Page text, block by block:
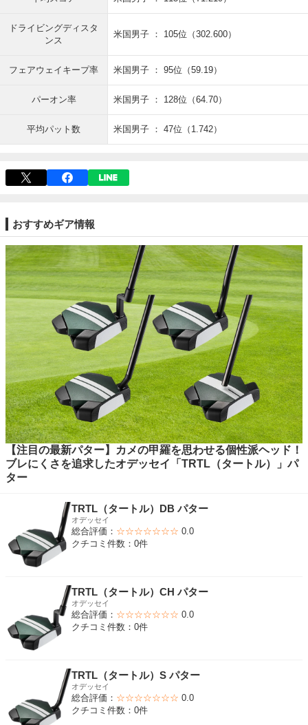
ドライビングディスタ
ンス
米国男子 ： 105位（302.600）
フェアウェイキープ率 米国男子 ： 95位（59.19）
パーオン率 米国男子 ： 128位（64.70）
平均パット数 米国男子 ： 47位（1.742）
おすすめギア情報
【注目の最新パター】カメの甲羅を思わせる個性派ヘッド！
ブレにくさを追求したオデッセイ「TRTL（タートル）」パ
ター
TRTL（タートル）DB パター
オデッセイ
総合評価： ☆☆☆☆☆☆☆ 0.0
クチコミ件数：0件
TRTL（タートル）CH パター
オデッセイ
総合評価： ☆☆☆☆☆☆☆ 0.0
クチコミ件数：0件
TRTL（タートル）S パター
オデッセイ
総合評価： ☆☆☆☆☆☆☆ 0.0
クチコミ件数：0件